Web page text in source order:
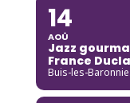
14
AOÛ
Jazz
France
Buis-les-